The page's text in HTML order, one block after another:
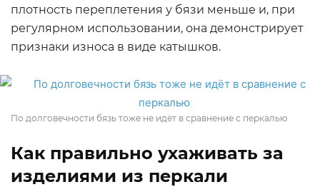
плотность переплетения у бязи меньше и, при
регулярном использовании, она демонстрирует
признаки износа в виде катышков.
По долговечности бязь тоже не идёт в сравнение с перкалью
Как правильно ухаживать за
изделиями из перкали